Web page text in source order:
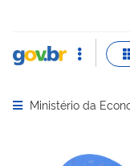
Abrir menu
Ministério da